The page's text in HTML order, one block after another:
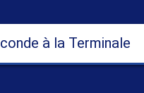
à la Terminale